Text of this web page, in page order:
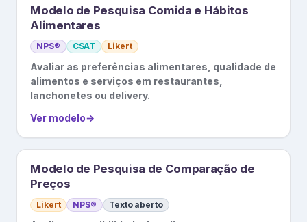
Modelo de Pesquisa Comida e Hábitos
Alimentares
NPS® CSAT Likert
Avaliar as preferências alimentares, qualidade de
alimentos e serviços em restaurantes,
lanchonetes ou delivery.
Ver modelo→
Modelo de Pesquisa de Comparação de
Preços
Likert NPS® Texto aberto